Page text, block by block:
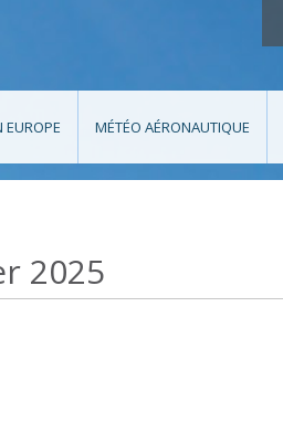
EUROPE MÉTÉO AÉRONAUTIQUE
2025